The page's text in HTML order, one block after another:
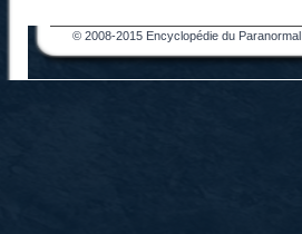
© 2008-2015 Encyclopédie du Paranormal